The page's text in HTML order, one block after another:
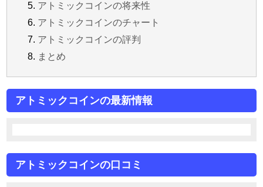
アトミックコインの将来性
アトミックコインのチャート
アトミックコインの評判
まとめ
アトミックコインの最新情報
アトミックコインの口コミ